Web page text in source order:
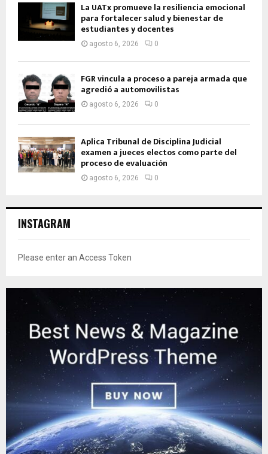
La UATx promueve la resiliencia emocional
para fortalecer salud y bienestar de
estudiantes y docentes
agosto 6, 2026 0
FGR vincula a proceso a pareja armada que
agredió a automovilistas
agosto 6, 2026 0
Aplica Tribunal de Disciplina Judicial
examen a jueces electos como parte del
proceso de evaluación
agosto 6, 2026 0
INSTAGRAM
Please enter an Access Token